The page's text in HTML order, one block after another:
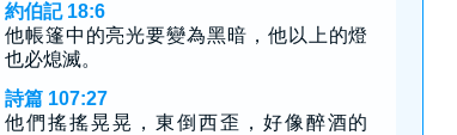
約伯記 18:6
他帳篷中的亮光要變為黑暗，他以上的燈
也必熄滅。
詩篇 107:27
他們搖搖晃晃，東倒西歪，好像醉酒的